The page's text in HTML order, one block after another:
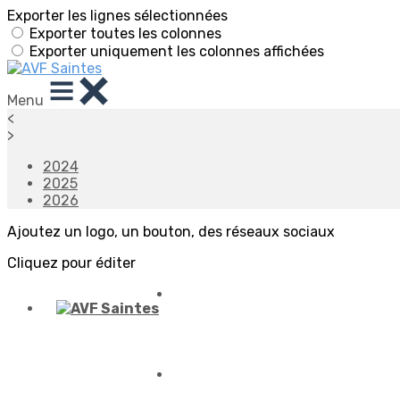
Exporter les lignes sélectionnées
Exporter toutes les colonnes
Exporter uniquement les colonnes affichées
Menu
<
>
2024
2025
2026
Ajoutez un logo, un bouton, des réseaux sociaux
Cliquez pour éditer